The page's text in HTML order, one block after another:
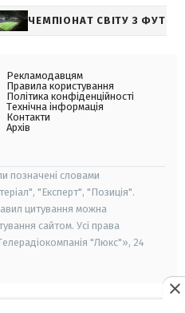
ЧЕМПІОНАТ СВІТУ З
Рекламодавцям
Правила користування
Політика конфіденційності
Технічна інформація
Контакти
Архів
позначені словами
"Експерт", "Позиція".
цитування можна
сайтом. Усі права
"Люкс"», 24